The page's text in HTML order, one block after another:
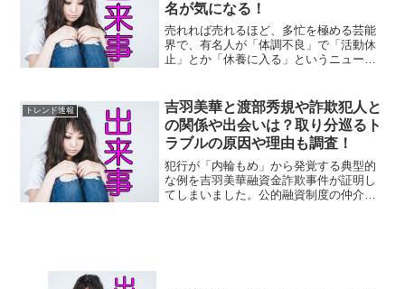
名が気になる！
売れれば売れるほど、多忙を極める芸能
界で、有名人が「体調不良」で「活動休
止」とか「休養に入る」というニュース
およそ「体調不良」とは縁の無い有名
人。そう思っていた「バナナ...
トレンド速報
吉羽美華と渡部秀規や詐欺犯人と
の関係や出会いは？取り分巡るト
ラブルの原因や理由も調査！
犯行が「内輪もめ」から発覚する典型的
な例を吉羽美華融資金詐欺事件が証明し
てしまいました。公的融資制度の仲介名